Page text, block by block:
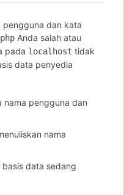
pengguna dan kata
Anda salah atau
pada localhost tidak
data penyedia
nama pengguna dan
nama
data sedang